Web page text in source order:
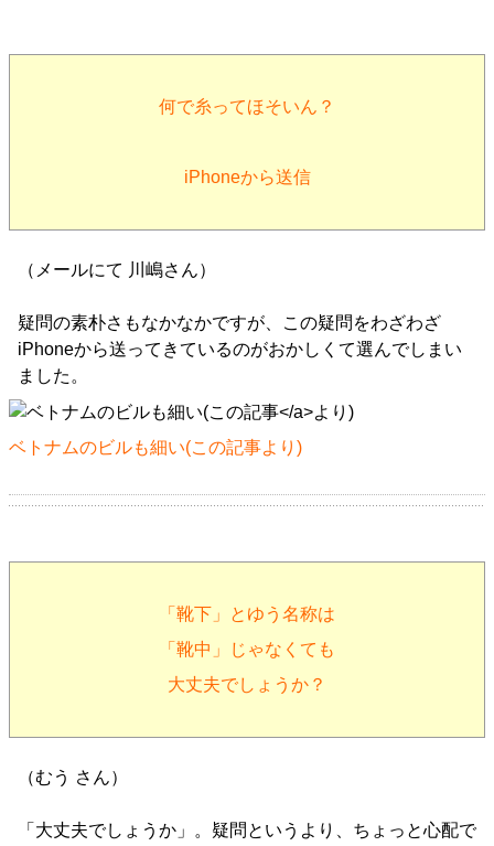
何で糸ってほそいん？
iPhoneから送信
（メールにて 川嶋さん）
疑問の素朴さもなかなかですが、この疑問をわざわざ
iPhoneから送ってきているのがおかしくて選んでしまい
ました。
ベトナムのビルも細い(この記事より)
「靴下」とゆう名称は
「靴中」じゃなくても
大丈夫でしょうか？
（むう さん）
「大丈夫でしょうか」。疑問というより、ちょっと心配で